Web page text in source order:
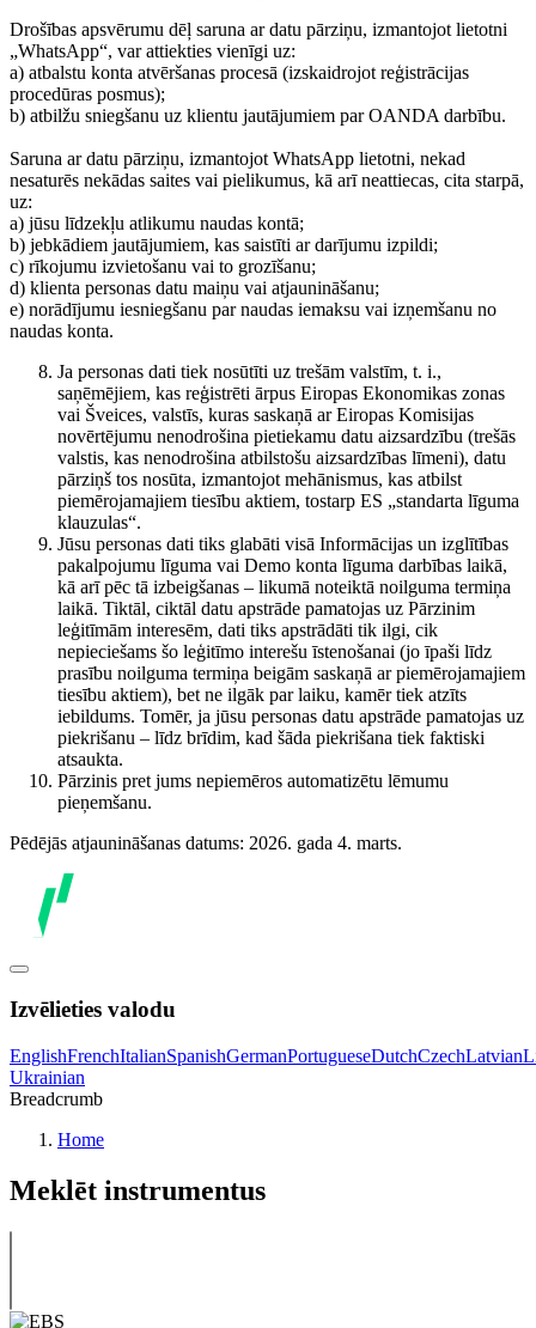
Drošības apsvērumu dēļ saruna ar datu pārziņu, izmantojot lietotni
„WhatsApp“, var attiekties vienīgi uz:
a) atbalstu konta atvēršanas procesā (izskaidrojot reģistrācijas
procedūras posmus);
b) atbilžu sniegšanu uz klientu jautājumiem par OANDA darbību.
Saruna ar datu pārziņu, izmantojot WhatsApp lietotni, nekad
nesaturēs nekādas saites vai pielikumus, kā arī neattiecas, cita starpā,
uz:
a) jūsu līdzekļu atlikumu naudas kontā;
b) jebkādiem jautājumiem, kas saistīti ar darījumu izpildi;
c) rīkojumu izvietošanu vai to grozīšanu;
d) klienta personas datu maiņu vai atjaunināšanu;
e) norādījumu iesniegšanu par naudas iemaksu vai izņemšanu no
naudas konta.
Ja personas dati tiek nosūtīti uz trešām valstīm, t. i.,
saņēmējiem, kas reģistrēti ārpus Eiropas Ekonomikas zonas
vai Šveices, valstīs, kuras saskaņā ar Eiropas Komisijas
novērtējumu nenodrošina pietiekamu datu aizsardzību (trešās
valstis, kas nenodrošina atbilstošu aizsardzības līmeni), datu
pārziņš tos nosūta, izmantojot mehānismus, kas atbilst
piemērojamajiem tiesību aktiem, tostarp ES „standarta līguma
klauzulas“.
Jūsu personas dati tiks glabāti visā Informācijas un izglītības
pakalpojumu līguma vai Demo konta līguma darbības laikā,
kā arī pēc tā izbeigšanas – likumā noteiktā noilguma termiņa
laikā. Tiktāl, ciktāl datu apstrāde pamatojas uz Pārzinim
leģitīmām interesēm, dati tiks apstrādāti tik ilgi, cik
nepieciešams šo leģitīmo interešu īstenošanai (jo īpaši līdz
prasību noilguma termiņa beigām saskaņā ar piemērojamajiem
tiesību aktiem), bet ne ilgāk par laiku, kamēr tiek atzīts
iebildums. Tomēr, ja jūsu personas datu apstrāde pamatojas uz
piekrišanu – līdz brīdim, kad šāda piekrišana tiek faktiski
atsaukta.
Pārzinis pret jums nepiemēros automatizētu lēmumu
pieņemšanu.
Pēdējās atjaunināšanas datums: 2026. gada 4. marts.
Izvēlieties valodu
EnglishFrenchItalianSpanishGermanPortugueseDutchCzechLatvian
Ukrainian
Breadcrumb
Home
Meklēt instrumentus